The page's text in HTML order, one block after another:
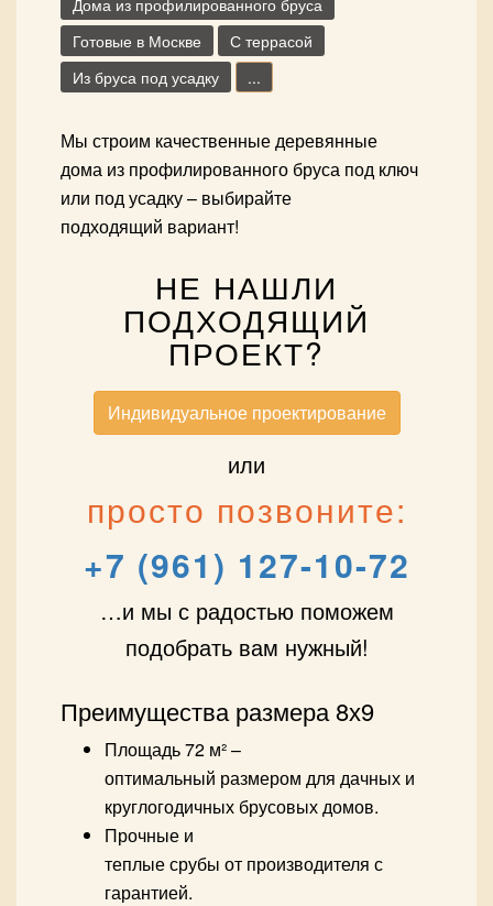
Готовые в Москве
С террасой
Из бруса под усадку
...
Мы строим качественные деревянные
дома из профилированного бруса под ключ
или под усадку – выбирайте
подходящий вариант!
НЕ НАШЛИ
ПОДХОДЯЩИЙ
ПРОЕКТ?
Индивидуальное проектирование
или
просто позвоните:
+7 (961) 127-10-72
…и мы с радостью поможем
подобрать вам нужный!
Преимущества размера 8х9
Площадь 72 м² –
оптимальный размером для дачных и
круглогодичных брусовых домов.
Прочные и
теплые срубы от производителя с
гарантией.